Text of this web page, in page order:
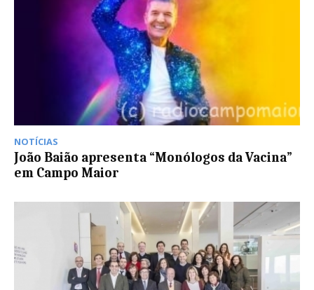
NOTÍCIAS
João Baião apresenta “Monólogos da Vacina”
em Campo Maior